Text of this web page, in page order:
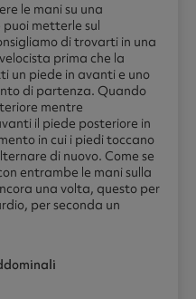
le mani su una
metterle sul
di trovarti in una
prima che la
un piede in avanti e uno
di partenza. Quando
mentre
il piede posteriore in
in cui i piedi toccano
di nuovo. Come se
entrambe le mani sulla
una volta, questo per
per seconda un